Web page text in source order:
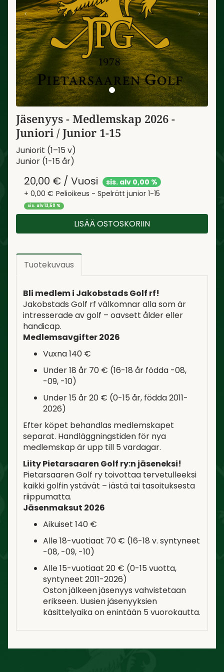
Jäsenyys - Medlemskap 2026 -
Juniori / Junior 1-15
Juniorit (1–15 v)
Junior (1-15 år)
20,00 € / Vuosi
sis. alv 0,00 %
+ 0,00 € Pelioikeus - Spelrätt junior 1-15
sis. alv 13,50 %
LISÄÄ OSTOSKORIIN
Tuotekuvaus
Bli medlem i Jakobstads Golf rf!
Jakobstads Golf rf välkomnar alla som är
intresserade av golf – oavsett ålder eller
handicap.
Medlemsavgifter 2026
Vuxna 140 €
Under 18 år 70 € (16-18 år födda -08,
-09, -10)
Under 15 år 20 € (0-15 år, födda 2011-
2026)
Efter köpet behandlas medlemskapet
separat. Handläggningstiden för nya
medlemskap är upp till 5 vardagar.
Liity Pietarsaaren Golf ry:n jäseneksi!
Pietarsaaren Golf ry toivottaa tervetulleeksi
kaikki golfin ystävät – iästä tai tasoituksesta
riippumatta.
Jäsenmaksut 2026
Aikuiset 140 €
Alle 18-vuotiaat 70 € (16-18 v. syntyneet
-08, -09, -10)
Alle 15-vuotiaat 20 € (0-15 vuotta,
syntyneet 2011-2026)
Oston jälkeen jäsenyys vahvistetaan
erikseen. Uusien jäsenyyksien
käsittelyaika on enintään 5 vuorokautta.